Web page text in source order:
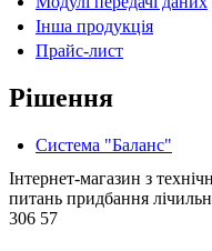
Інша продукція
Прайс-лист
Рішення
Система "Баланс"
Інтернет-магазин з
питань придбання
306 57